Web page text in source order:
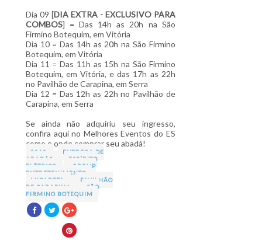
Dia 09 [DIA EXTRA - EXCLUSIVO PARA
COMBOS] = Das 14h as 20h na São
Firmino Botequim, em Vitória
Dia 10 = Das 14h as 20h na São Firmino
Botequim, em Vitória
Dia 11 = Das 11h as 15h na São Firmino
Botequim, em Vitória, e das 17h as 22h
no Pavilhão de Carapina, em Serra
Dia 12 = Das 12h as 22h no Pavilhão de
Carapina, em Serra
Se ainda não adquiriu seu ingresso,
confira aqui no Melhores Eventos do ES
como e onde comprar seu abadá!
2013
ENTREGA DE
ABADÁS
ESPÍRITO
ELÉTRICO
GROUP
ENTRETENIMENTO
MICARETA
PAVILHÃO
DE CARAPINA
SÃO
FIRMINO BOTEQUIM